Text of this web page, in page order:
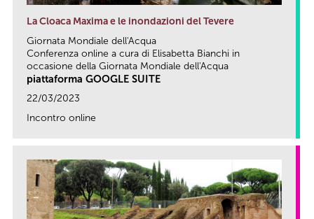
La Cloaca Maxima e le inondazioni del Tevere
Giornata Mondiale dell'Acqua
Conferenza online a cura di Elisabetta Bianchi in
occasione della Giornata Mondiale dell'Acqua
piattaforma GOOGLE SUITE
22/03/2023
Incontro online